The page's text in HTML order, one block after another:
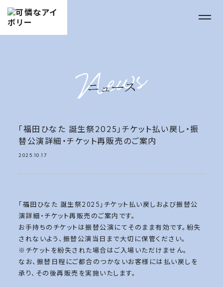
「福田ひなた 誕生祭2025」チケット払い戻し・振
替公演詳細・チケット再販売のご案内
2025.10.17
「福田ひなた 誕生祭2025」チケット払い戻しおよび振替公
演詳細・チケット再販売のご案内です。
お手持ちのチケットは振替公演にてそのまま有効です。紛失
されないよう、振替公演当日まで大切に保管ください。
※チケットを紛失された場合はご入場いただけません。
なお、振替日程にご都合のつかないお客様には払い戻しを
承り、その後再販売を実施いたします。